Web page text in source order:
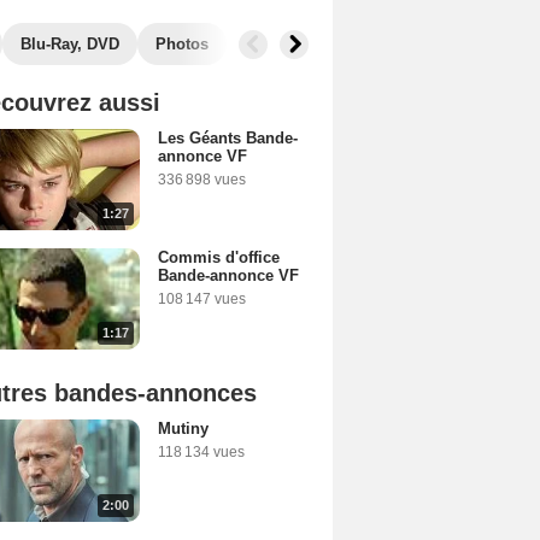
Blu-Ray, DVD Photos Secrets de tournage
aussi
1:27
Les Géants Bande-
annonce VF
336 898 vues
1:17
Commis d'office
Bande-annonce VF
108 147 vues
bandes-annonces
2:00
Mutiny
118 134 vues